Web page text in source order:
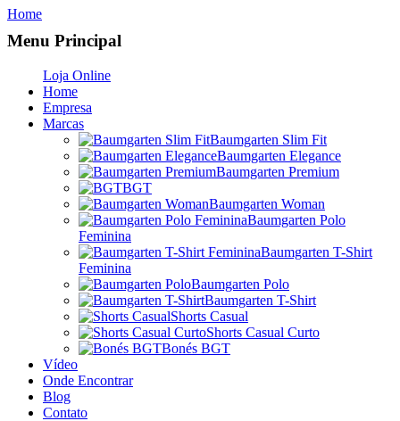
Home
Menu Principal
Loja Online
Home
Empresa
Marcas
Baumgarten Slim Fit
Baumgarten Elegance
Baumgarten Premium
BGT
Baumgarten Woman
Baumgarten Polo
Feminina
Baumgarten T-Shirt
Feminina
Baumgarten Polo
Baumgarten T-Shirt
Shorts Casual
Shorts Casual Curto
Bonés BGT
Vídeo
Onde Encontrar
Blog
Contato